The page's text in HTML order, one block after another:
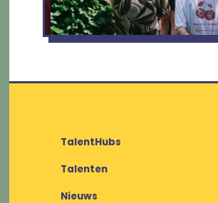
TalentHubs
Talenten
Nieuws